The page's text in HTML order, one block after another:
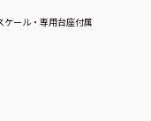
ール・専用台座付属